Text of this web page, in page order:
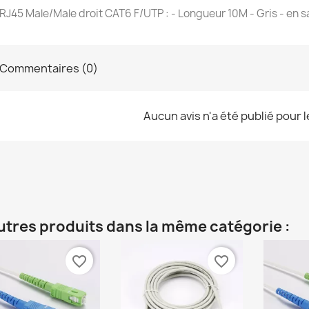
Male/Male droit CAT6 F/UTP : - Longueur 10M - Gris - en
(0)
Aucun avis n'a été publié pour
produits dans la même catégorie :
favorite_border favorite_border